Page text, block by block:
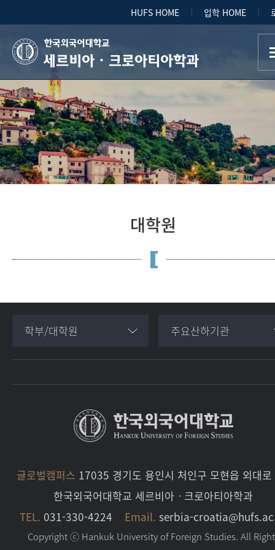
HUFS HOME 입학 HOME
세르비아ㆍ크로아티아학과
대학원
학부/대학원 주요산하기관
글로벌캠퍼스 17035 경기도 용인시 처인구 모현읍 외대
한국외국어대학교 세르비아ㆍ크로아티아학과
TEL. 031-330-4224 Email. serbia-
Copyright ⓒ Hankuk University of Foreign Studies. All